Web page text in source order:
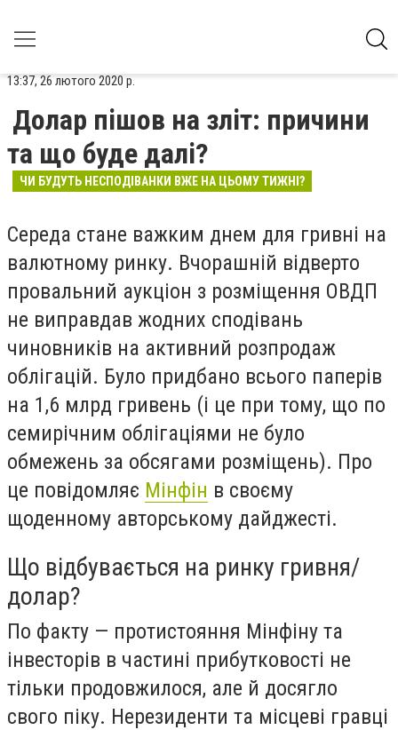
13:37, 26 лютого 2020 р.
Долар пішов на зліт: причини
та що буде далі?
ЧИ БУДУТЬ НЕСПОДІВАНКИ ВЖЕ НА ЦЬОМУ ТИЖНІ?
Середа стане важким днем для гривні на
валютному ринку. Вчорашній відверто
провальний аукціон з розміщення ОВДП
не виправдав жодних сподівань
чиновників на активний розпродаж
облігацій. Було придбано всього паперів
на 1,6 млрд гривень (і це при тому, що по
семирічним облігаціями не було
обмежень за обсягами розміщень). Про
це повідомляє Мінфін в своєму
щоденному авторському дайджесті.
Що відбувається на ринку гривня/
долар?
По факту — протистояння Мінфіну та
інвесторів в частині прибутковості не
тільки продовжилося, але й досягло
свого піку. Нерезиденти та місцеві гравці